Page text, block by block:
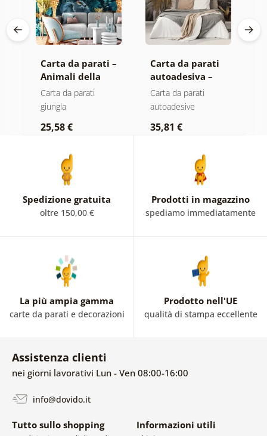
Carta da parati –
Animali della
giungla
Carta da parati
giungla
25,58 €
Carta da parati
autoadesiva –
Foglie di palma
nella giungla
Carta da parati
autoadesive
35,81 €
Spedizione gratuita
oltre 150,00 €
Prodotti in magazzino
spediamo immediatamente
La più ampia gamma
carte da parati e decorazioni
Prodotto nell'UE
qualità di stampa eccellente
Assistenza clienti
nei giorni lavorativi Lun - Ven 08:00-16:00
info@dovido.it
Tutto sullo shopping Informazioni utili